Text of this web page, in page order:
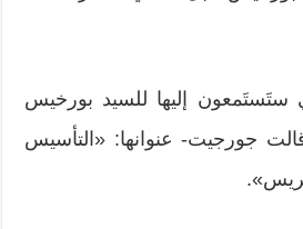
ستَستَمعون إليها للسيد بورخيس
جورجيت- عنوانها: «التأسيس